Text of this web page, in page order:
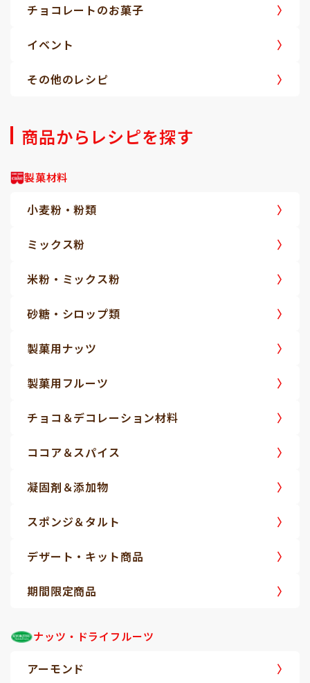
チョコレートのお菓子
イベント
その他のレシピ
商品からレシピを探す
製菓材料
小麦粉・粉類
ミックス粉
米粉・ミックス粉
砂糖・シロップ類
製菓用ナッツ
製菓用フルーツ
チョコ＆デコレーション材料
ココア＆スパイス
凝固剤＆添加物
スポンジ＆タルト
デザート・キット商品
期間限定商品
ナッツ・ドライフルーツ
アーモンド